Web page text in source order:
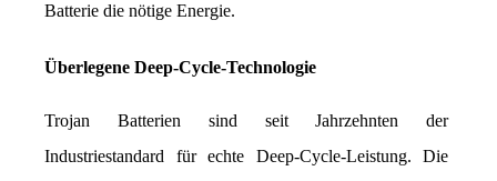
Batterie die nötige Energie.
Überlegene Deep-Cycle-Technologie
Trojan Batterien sind seit Jahrzehnten der
Industriestandard für echte Deep-Cycle-Leistung. Die